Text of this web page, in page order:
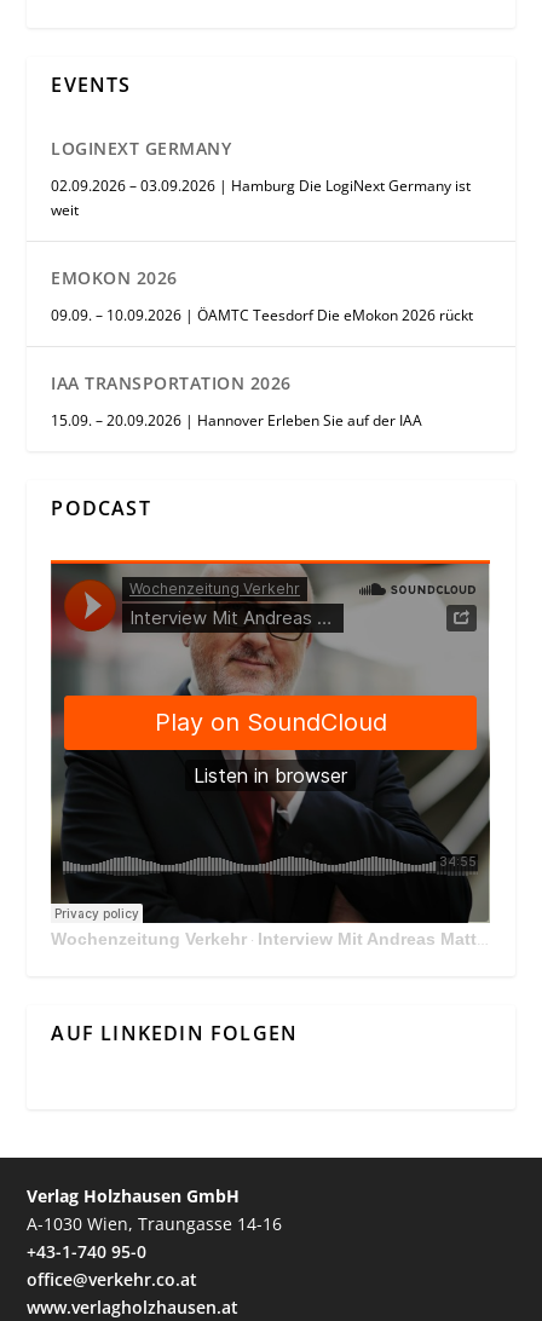
EVENTS
LOGINEXT GERMANY
02.09.2026 – 03.09.2026 | Hamburg Die LogiNext Germany ist
weit
EMOKON 2026
09.09. – 10.09.2026 | ÖAMTC Teesdorf Die eMokon 2026 rückt
IAA TRANSPORTATION 2026
15.09. – 20.09.2026 | Hannover Erleben Sie auf der IAA
PODCAST
Wochenzeitung Verkehr · Interview Mit Andreas Matthä, CEO der ÖBB Holding
AUF LINKEDIN FOLGEN
Verlag Holzhausen GmbH
A-1030 Wien, Traungasse 14-16
+43-1-740 95-0
office@verkehr.co.at
www.verlagholzhausen.at